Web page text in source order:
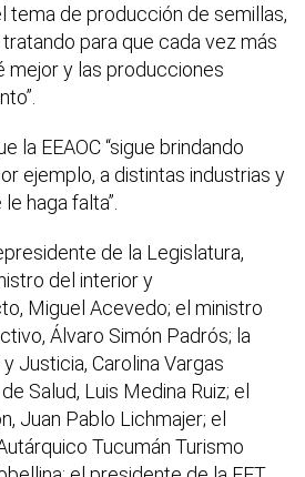
tema de producción de semillas,
para que cada vez más
mejor y las producciones
la EEAOC “sigue brindando
ejemplo, a distintas industrias y
haga falta”.
de la Legislatura,
del interior y
Miguel Acevedo; el ministro
Álvaro Simón Padrós; la
Justicia, Carolina Vargas
Salud, Luis Medina Ruiz; el
Juan Pablo Lichmajer; el
Tucumán Turismo